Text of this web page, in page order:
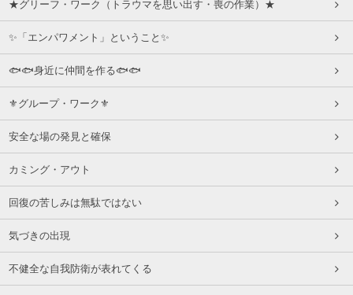
★グリーフ・ワーク（トラウマを思い出す・喪の作業）★
✨「エンパワメント」ということ✨
🐟🐟身近に仲間を作る🐟🐟
⚜グループ・ワーク⚜
安全な場の発見と確保
カミング・アウト
回復の苦しみは無駄ではない
気づきの出現
不健全な自我防衛が表れてくる